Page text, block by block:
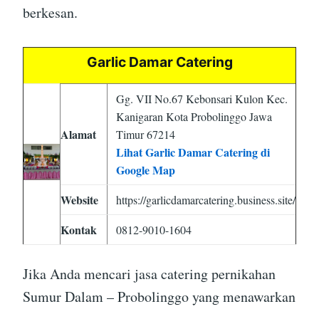
berkesan.
Garlic Damar Catering
Alamat
Gg. VII No.67 Kebonsari Kulon Kec.
Kanigaran Kota Probolinggo Jawa
Timur 67214
Lihat Garlic Damar Catering di
Google Map
Website
https://garlicdamarcatering.business.site/
Kontak 0812-9010-1604
Jika Anda mencari jasa catering pernikahan
Sumur Dalam – Probolinggo yang menawarkan